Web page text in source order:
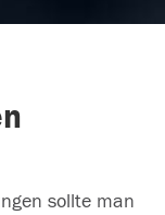
sollte man